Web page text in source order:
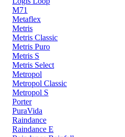
M71
Metaflex
Metris
Metris Classic
Metris Puro
Metris S
Metris Select
Metropol
Metropol Classic
Metropol S
Porter
PuraVida
Raindance
Raindance E